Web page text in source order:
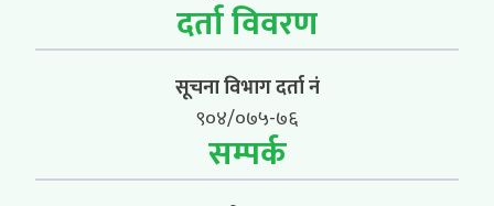
दर्ता विवरण
सूचना विभाग दर्ता नं
९०४/०७५-७६
सम्पर्क